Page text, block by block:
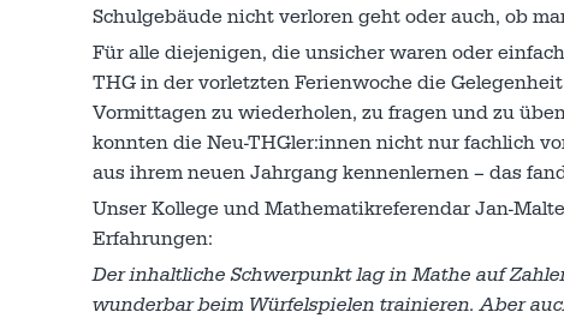
Schulgebäude nicht verloren geht oder auch, ob
Für alle diejenigen, die unsicher waren oder
THG in der vorletzten Ferienwoche die
Vormittagen zu wiederholen, zu fragen und zu
konnten die Neu-THGler:innen nicht nur fachlich
aus ihrem neuen Jahrgang kennenlernen – das
Unser Kollege und Mathematikreferendar Jan-
Erfahrungen:
Der inhaltliche Schwerpunkt lag in Mathe auf
wunderbar beim Würfelspielen trainieren. Aber